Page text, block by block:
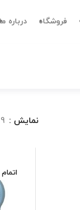
فروشگاه درباره ما
نمایش 9